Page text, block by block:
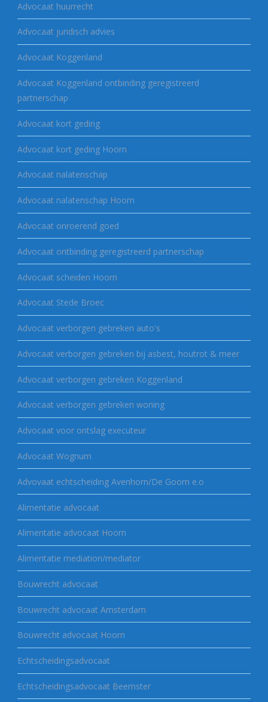
Advocaat huurrecht
Advocaat juridisch advies
Advocaat Koggenland
Advocaat Koggenland ontbinding geregistreerd
partnerschap
Advocaat kort geding
Advocaat kort geding Hoorn
Advocaat nalatenschap
Advocaat nalatenschap Hoorn
Advocaat onroerend goed
Advocaat ontbinding geregistreerd partnerschap
Advocaat scheiden Hoorn
Advocaat Stede Broec
Advocaat verborgen gebreken auto's
Advocaat verborgen gebreken bij asbest, houtrot & meer
Advocaat verborgen gebreken Koggenland
Advocaat verborgen gebreken woning
Advocaat voor ontslag executeur
Advocaat Wognum
Advovaat echtscheiding Avenhorn/De Goorn e.o
Alimentatie advocaat
Alimentatie advocaat Hoorn
Alimentatie mediation/mediator
Bouwrecht advocaat
Bouwrecht advocaat Amsterdam
Bouwrecht advocaat Hoorn
Echtscheidingsadvocaat
Echtscheidingsadvocaat Beemster